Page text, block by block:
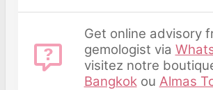
Get online advisory
gemologist via
visitez notre
Bangkokou Almas